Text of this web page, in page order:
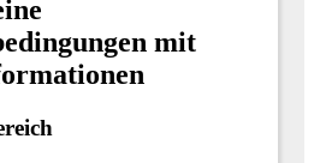
mit